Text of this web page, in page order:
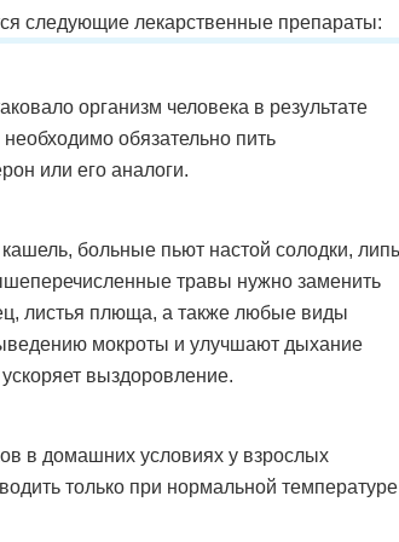
следующие лекарственные препараты:
организм человека в результате
обязательно пить
или его аналоги.
больные пьют настой солодки,
травы нужно заменить
листья плюща, а также любые виды
мокроты и улучшают дыхание
выздоровление.
в домашних условиях у взрослых
только при нормальной температуре